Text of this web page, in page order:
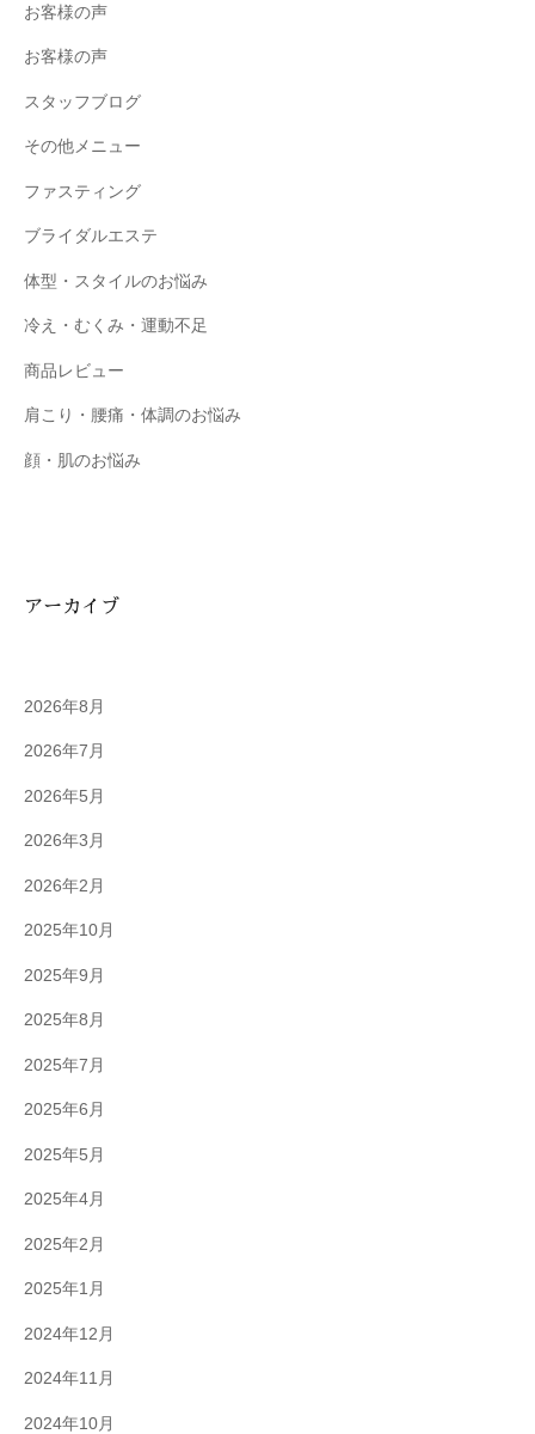
お客様の声
お客様の声
スタッフブログ
その他メニュー
ファスティング
ブライダルエステ
体型・スタイルのお悩み
冷え・むくみ・運動不足
商品レビュー
肩こり・腰痛・体調のお悩み
顔・肌のお悩み
アーカイブ
2026年8月
2026年7月
2026年5月
2026年3月
2026年2月
2025年10月
2025年9月
2025年8月
2025年7月
2025年6月
2025年5月
2025年4月
2025年2月
2025年1月
2024年12月
2024年11月
2024年10月